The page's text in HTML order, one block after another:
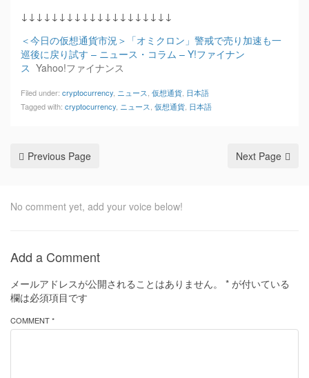
↓↓↓↓↓↓↓↓↓↓↓↓↓↓↓↓↓↓↓↓
＜今日の仮想通貨市況＞「オミクロン」警戒で売り加速も一
巡後に戻り試す – ニュース・コラム – Y!ファイナン
ス Yahoo!ファイナンス
Filed under: cryptocurrency ニュース 仮想通貨 日本語
Tagged with: cryptocurrency ニュース 仮想通貨 日本語
Previous Page Next Page
No comment yet, add your voice below!
Add a Comment
メールアドレスが公開されることはありません。 * が付いている
欄は必須項目です
COMMENT *